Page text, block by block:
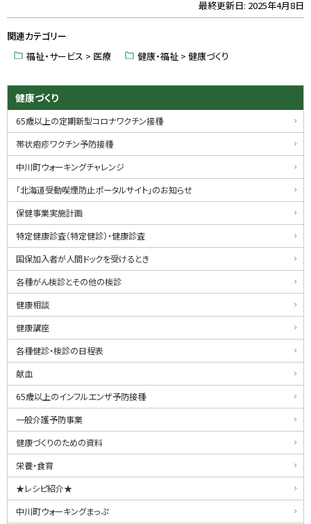
ッ
プ
に
る
最終更新日: 2025年4月8日
関連カテゴリー
福祉・サービス > 医療
健康・福祉 > 健康づくり
サ
イ
ド
メ
ニ
ュ
ー
健康づくり
65歳以上の定期新型コロナワクチン接種
帯状疱疹ワクチン予防接種
中川町ウォーキングチャレンジ
「北海道受動喫煙防止ポータルサイト」のお知らせ
保健事業実施計画
特定健康診査（特定健診）・健康診査
国保加入者が人間ドックを受けるとき
各種がん検診とその他の検診
健康相談
健康講座
各種健診・検診の日程表
献血
65歳以上のインフルエンザ予防接種
一般介護予防事業
健康づくりのための資料
栄養・食育
★レシピ紹介★
中川町ウォーキングまっぷ